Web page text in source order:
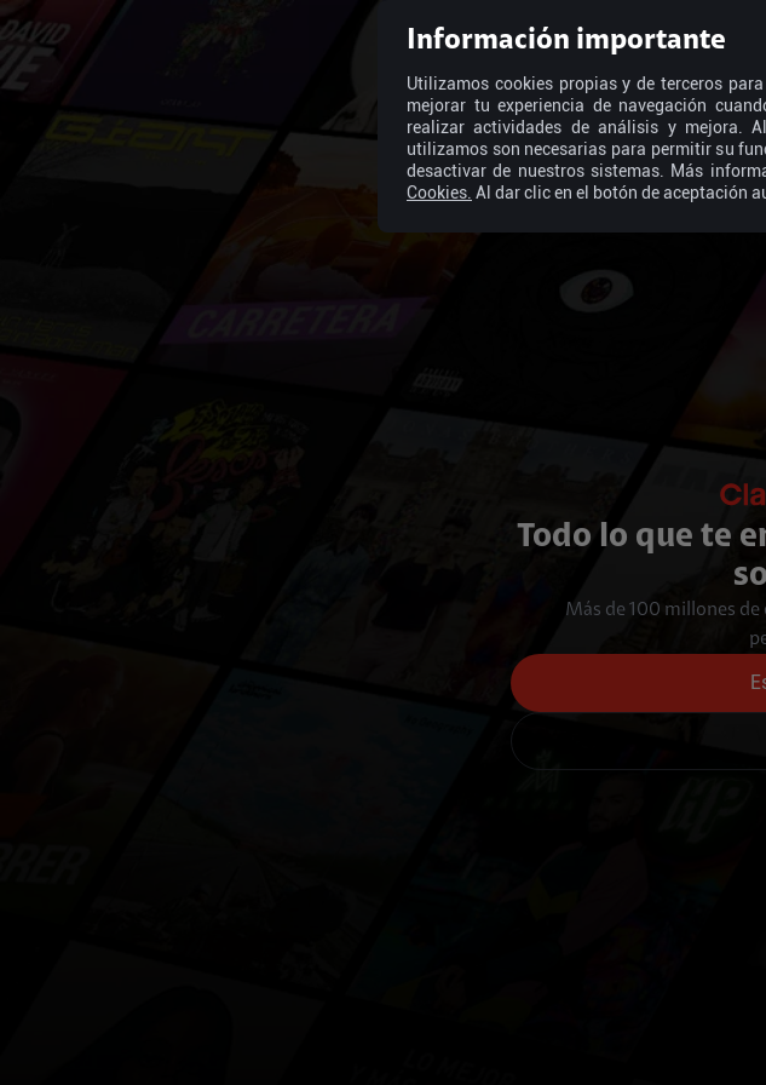
Todo lo que te
Más de 100 millones
Información importante
Utilizamos cookies propias y de terceros
mejorar tu experiencia de navegación
realizar actividades de análisis y mejora.
utilizamos son necesarias para permitir su
desactivar de nuestros sistemas. Más
Cookies. Al dar clic en el botón de aceptación